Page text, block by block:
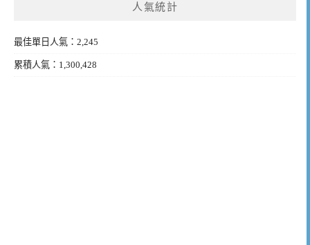
人氣統計
最佳單日人氣：2,245
累積人氣：1,300,428